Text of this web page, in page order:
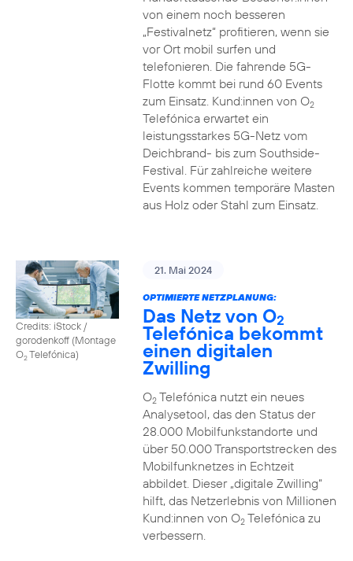
von einem noch besseren
„Festivalnetz“ profitieren, wenn sie
vor Ort mobil surfen und
telefonieren. Die fahrende 5G-
Flotte kommt bei rund 60 Events
zum Einsatz. Kund:innen von O2
Telefónica erwartet ein
leistungsstarkes 5G-Netz vom
Deichbrand- bis zum Southside-
Festival. Für zahlreiche weitere
Events kommen temporäre Masten
aus Holz oder Stahl zum Einsatz.
Credits: iStock /
gorodenkoff (Montage
O2Telefónica)
21. Mai 2024
OPTIMIERTE NETZPLANUNG:
Das Netz von O2
Telefónica bekommt
einen digitalen
Zwilling
O2Telefónica nutzt ein neues
Analysetool, das den Status der
28.000 Mobilfunkstandorte und
über 50.000 Transportstrecken des
Mobilfunknetzes in Echtzeit
abbildet. Dieser „digitale Zwilling“
hilft, das Netzerlebnis von Millionen
Kund:innen von O2Telefónica zu
verbessern.